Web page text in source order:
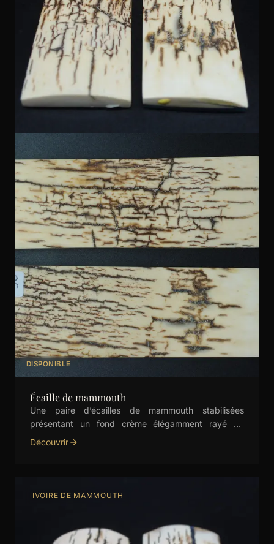
DISPONIBLE
Écaille de mammouth
Une paire d’écailles de mammouth stabilisées
présentant un fond crème élégamment rayé de
marron. Idéales pour la coutellerie fine et les
Découvrir
IVOIRE DE MAMMOUTH